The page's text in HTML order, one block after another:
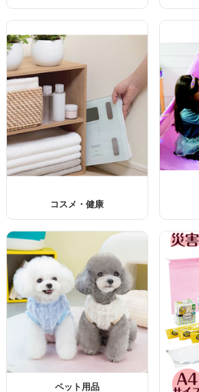
コスメ・健康
ペット用品